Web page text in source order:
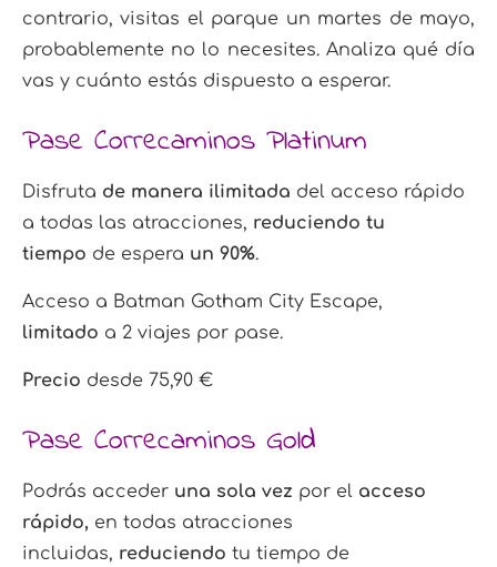
contrario, visitas el parque un martes de mayo,
probablemente no lo necesites. Analiza qué día
vas y cuánto estás dispuesto a esperar.
Pase Correcaminos Platinum
Disfruta de manera ilimitada del acceso rápido
a todas las atracciones, reduciendo tu
tiempo de espera un 90%.
Acceso a Batman Gotham City Escape,
limitado a 2 viajes por pase.
Precio desde 75,90 €
Pase Correcaminos Gold
Podrás acceder una sola vez por el acceso
rápido, en todas atracciones
incluidas, reduciendo tu tiempo de